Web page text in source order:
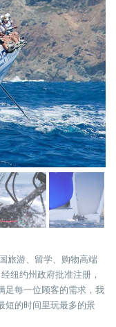
旅游、留学、购物高端
纽约州政府批准注册，
足每一位顾客的需求，我
短的时间里玩最多的景